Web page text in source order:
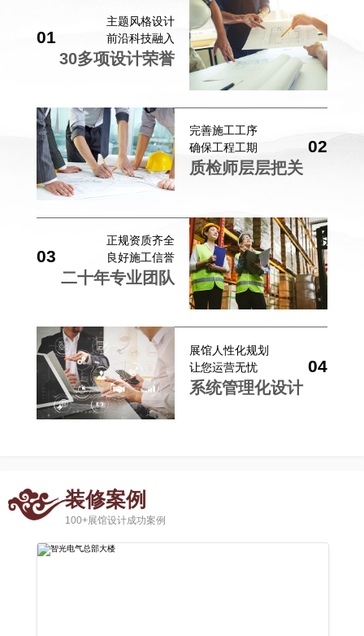
01
主题风格设计
前沿科技融入
30多项设计荣誉
完善施工工序
02
确保工程工期
质检师层层把关
03
正规资质齐全
良好施工信誉
二十年专业团队
展馆人性化规划
04
让您运营无忧
系统管理化设计
装修案例
100+展馆设计成功案例